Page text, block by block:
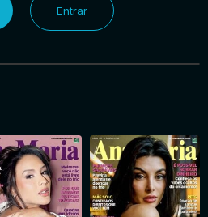
Entrar